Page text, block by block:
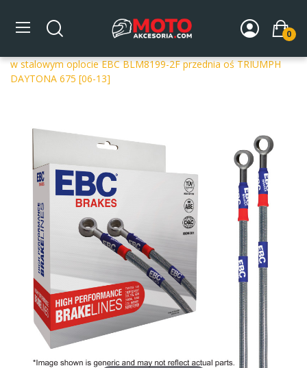
0
Strona główna DLA MOTOCYKLA
Układ hamulcowy
w stalowym oplocie EBC BLM8199-2F przednia oś TRIUMPH
DAYTONA 675 [06-13]